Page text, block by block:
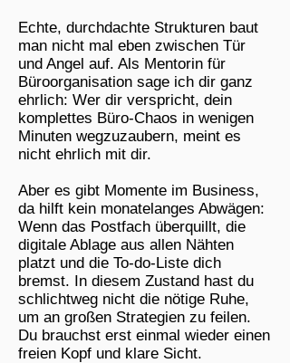
Echte, durchdachte Strukturen baut
man nicht mal eben zwischen Tür
und Angel auf. Als Mentorin für
Büroorganisation sage ich dir ganz
ehrlich: Wer dir verspricht, dein
komplettes Büro-Chaos in wenigen
Minuten wegzuzaubern, meint es
nicht ehrlich mit dir.
Aber es gibt Momente im Business,
da hilft kein monatelanges Abwägen:
Wenn das Postfach überquillt, die
digitale Ablage aus allen Nähten
platzt und die To-do-Liste dich
bremst. In diesem Zustand hast du
schlichtweg nicht die nötige Ruhe,
um an großen Strategien zu feilen.
Du brauchst erst einmal wieder einen
freien Kopf und klare Sicht.